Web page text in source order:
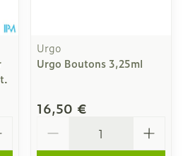
Urgo
Urgo Boutons 3,25ml
16,50 €